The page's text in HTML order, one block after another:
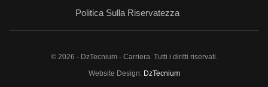
Politica Sulla Riservatezza
© 2026 - DzTecnium - Carriera. Tutti i diritti riservati.
Website Design: DzTecnium